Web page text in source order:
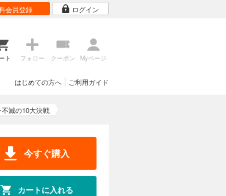
会員登録 ログイン
ト フォロー クーポン Myページ
ご利用ガイド
はじめての方へ
滅の10大決戦
今すぐ購入
カートに入れる